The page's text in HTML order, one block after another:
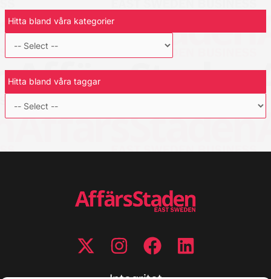
Hitta bland våra kategorier
Hitta bland våra taggar